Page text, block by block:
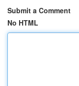
Submit a Comment
No HTML